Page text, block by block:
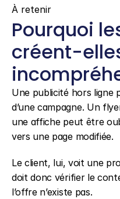
À retenir
Pourquoi
créent-
Une publicité hors ligne
d’une campagne. Un
une affiche peut être
vers une page modifiée.
Le client, lui, voit une
doit donc vérifier le
l’offre n’existe pas.